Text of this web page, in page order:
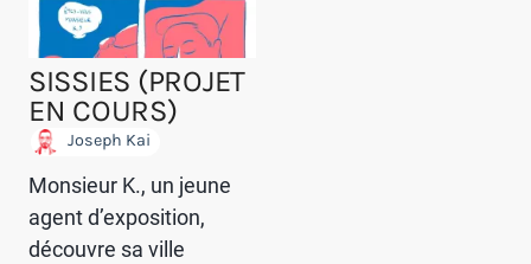
SISSIES (PROJET
EN COURS)
Joseph Kai
Monsieur K., un jeune
agent d’exposition,
découvre sa ville